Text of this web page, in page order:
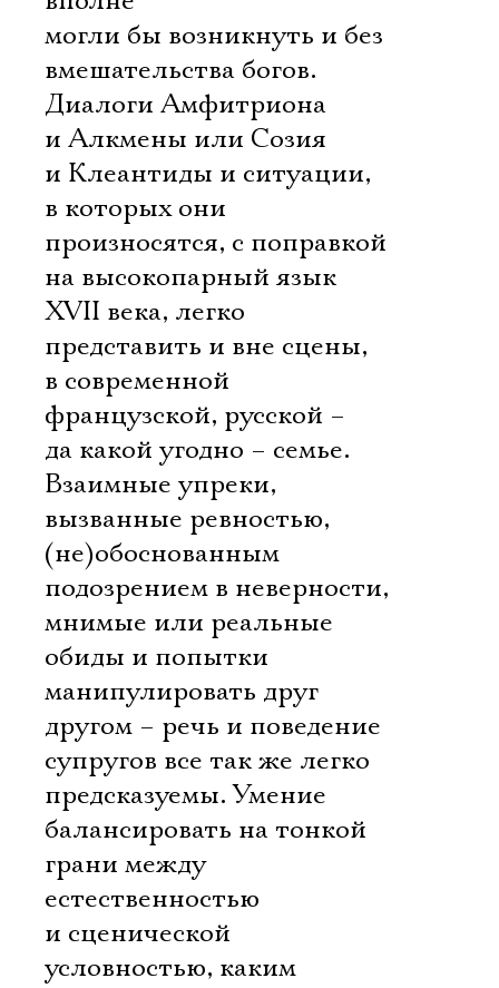
могли бы возникнуть и без
вмешательства богов.
Диалоги Амфитриона
и Алкмены или Созия
и Клеантиды и ситуации,
в которых они
произносятся, с поправкой
на высокопарный язык
XVII века, легко
представить и вне сцены,
в современной
французской, русской –
да какой угодно – семье.
Взаимные упреки,
вызванные ревностью,
(не)обоснованным
подозрением в неверности,
мнимые или реальные
обиды и попытки
манипулировать друг
другом – речь и поведение
супругов все так же легко
предсказуемы. Умение
балансировать на тонкой
грани между
естественностью
и сценической
условностью, каким
Электропочта